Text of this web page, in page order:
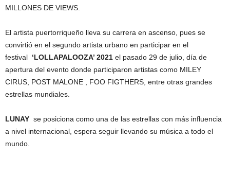
MILLONES DE VIEWS.
El artista puertorriqueño lleva su carrera en ascenso, pues se
convirtió en el segundo artista urbano en participar en el
festival ‘LOLLAPALOOZA’ 2021 el pasado 29 de julio, día de
apertura del evento donde participaron artistas como MILEY
CIRUS, POST MALONE , FOO FIGTHERS, entre otras grandes
estrellas mundiales.
LUNAY se posiciona como una de las estrellas con más influencia
a nivel internacional, espera seguir llevando su música a todo el
mundo.